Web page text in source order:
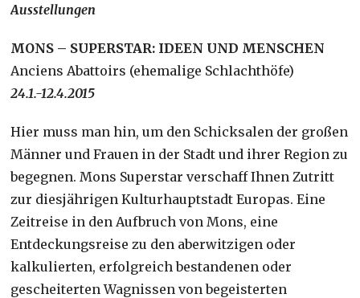
Ausstellungen
MONS – SUPERSTAR: IDEEN UND MENSCHEN
Anciens Abattoirs (ehemalige Schlachthöfe)
24.1.-12.4.2015
Hier muss man hin, um den Schicksalen der großen
Männer und Frauen in der Stadt und ihrer Region zu
begegnen. Mons Superstar verschaff Ihnen Zutritt
zur diesjährigen Kulturhauptstadt Europas. Eine
Zeitreise in den Aufbruch von Mons, eine
Entdeckungsreise zu den aberwitzigen oder
kalkulierten, erfolgreich bestandenen oder
gescheiterten Wagnissen von begeisterten